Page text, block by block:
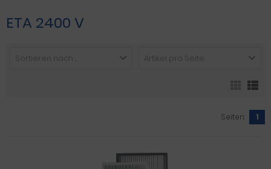
ETA 2400 V
Sortieren nach ... Artikel pro Seite
Seiten: 1